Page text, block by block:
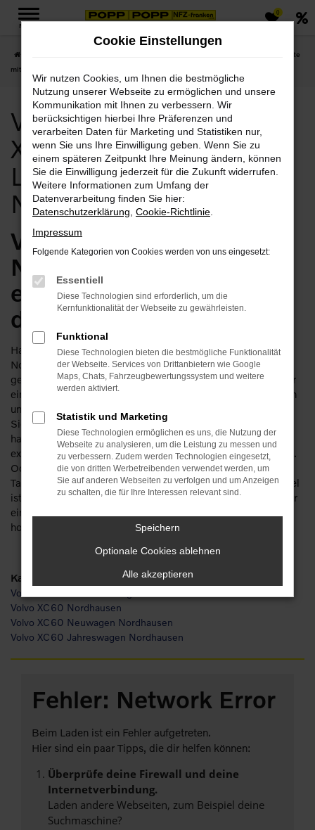
Zum
MENÜ
0
Volvo Nordhausen, Volvo XC60 Angebote
mit Lieferservice nach Nordhausen
Volvo Nordhausen, Volvo
XC60 Angebote mit
Lieferservice nach
Nordhausen
Volvo XC60 in
Nordhausen – jetzt
einsteigen und
durchstarten
Haben Sie Lust, schon bald in Ihrem Volvo XC60 in
Nordhausen unterwegs zu sein? Dann lassen Sie uns
gemeinsam daran „arbeiten“. Keine Sorge: wir verfügen über
eine Erfahrung von mehr als 110 Jahren im Automobilbereich
und haben schon so manchen Traum erfüllt. So werden auch
Sie staunen, wie günstig ein Volvo XC60 für Nordhausen zu
haben ist und wie viele unterschiedliche Möglichkeiten
existieren. Die Rede ist unter anderem von einem Neuwagen.
Oder einem Gebrauchtfahrzeug, einem Jahreswagen, einer
Tageszulassung. Die Ideen gehen uns nicht aus und unser Ziel
ist Ihre Mobilität in Nordhausen. Dass der Volvo XC60 hierfür
eines der am Besten geeigneten Fahrzeuge ist, braucht
hoffentlich nicht zusätzlich erwähnt zu werden.
Kategorie
Volvo XC60 Gebrauchtwagen Nordhausen
Volvo XC60 Nordhausen
Volvo XC60 Neuwagen Nordhausen
Volvo XC60 Jahreswagen Nordhausen
Fehler: Network Error
Beim Laden ist ein Fehler aufgetreten.
Hier sind ein paar Tipps, die dir helfen können:
Überprüfe deine Firewall und deine
Internetverbindung.
Laden andere Webseiten, zum Beispiel deine
Suchmaschine?
Cookie Einstellungen
Wir nutzen Cookies, um Ihnen die bestmögliche
Nutzung unserer Webseite zu ermöglichen und unsere
Kommunikation mit Ihnen zu verbessern. Wir
berücksichtigen hierbei Ihre Präferenzen und
verarbeiten Daten für Marketing und Statistiken nur,
wenn Sie uns Ihre Einwilligung geben. Wenn Sie zu
einem späteren Zeitpunkt Ihre Meinung ändern, können
Sie die Einwilligung jederzeit für die Zukunft widerrufen.
Weitere Informationen zum Umfang der
Datenverarbeitung finden Sie hier:
Datenschutzerklärung Cookie-Richtlinie
Impressum
Folgende Kategorien von Cookies werden von uns eingesetzt:
Essentiell
Diese Technologien sind erforderlich, um die
Kernfunktionalität der Webseite zu gewährleisten.
Funktional
Diese Technologien bieten die bestmögliche Funktionalität
der Webseite. Services von Drittanbietern wie Google
Maps, Chats, Fahrzeugbewertungssystem und weitere
werden aktiviert.
Statistik und Marketing
Diese Technologien ermöglichen es uns, die Nutzung der
Webseite zu analysieren, um die Leistung zu messen und
zu verbessern. Zudem werden Technologien eingesetzt,
die von dritten Werbetreibenden verwendet werden, um
Sie auf anderen Webseiten zu verfolgen und um Anzeigen
zu schalten, die für Ihre Interessen relevant sind.
Speichern
Optionale Cookies ablehnen
Alle akzeptieren